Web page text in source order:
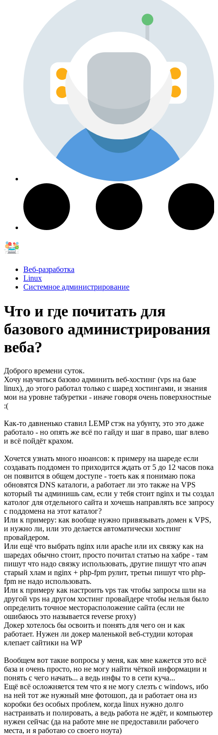
Веб-разработка
Linux
Системное администрирование
Что и где почитать для
базового администрирования
веба?
Доброго времени суток.
Хочу научиться базово админить веб-хостинг (vps на базе
linux), до этого работал только с шаред хостингами, и знания
мои на уровне табуретки - иначе говоря очень поверхностные
:(
Как-то давненько ставил LEMP стэк на убунту, это это даже
работало - но опять же всё по гайду и шаг в право, шаг влево
и всё пойдёт крахом.
Хочется узнать много нюансов: к примеру на шареде если
создавать поддомен то приходится ждать от 5 до 12 часов пока
он появится в общем доступе - тоеть как я понимаю пока
обновятся DNS каталоги, а работает ли это также на VPS
который ты админишь сам, если у тебя стоит nginx и ты создал
католог для отдельного сайта и хочешь направлять все запросу
с поддомена на этот каталог?
Или к примеру: как вообще нужно привязывать домен к VPS,
и нужно ли, или это делается автоматически хостинг
провайдером.
Или ещё что выбрать nginx или apache или их связку как на
шаредах обычно стоит, просто почитал статью на хабре - там
пишут что надо связку использовать, другие пишут что апач
старый хлам и nginx + php-fpm рулит, третьи пишут что php-
fpm не надо использовать.
Или к примеру как настроить vps так чтобы запросы шли на
другой vps на другом хостинг провайдере чтобы нельзя было
определить точное месторасположение сайта (если не
ошибаюсь это называется reverse proxy)
Докер хотелось бы освоить и понять для чего он и как
работает. Нужен ли докер маленькой веб-студии которая
клепает сайтики на WP
Вообщем вот такие вопросы у меня, как мне кажется это всё
база и очень просто, но не могу найти чёткой информации и
понять с чего начать... а ведь инфы то в сети куча...
Ещё всё осложняется тем что я не могу слезть с windows, ибо
на ней тот же нужный мне фотошоп, да и работает она из
коробки без особых проблем, когда linux нужно долго
настраивать и полировать, а ведь работа не ждёт, и компьютер
нужен сейчас (да на работе мне не предоставили рабочего
места, и я работаю со своего ноута)